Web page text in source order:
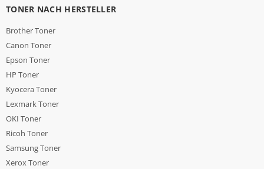
TONER NACH HERSTELLER
Brother Toner
Canon Toner
Epson Toner
HP Toner
Kyocera Toner
Lexmark Toner
OKI Toner
Ricoh Toner
Samsung Toner
Xerox Toner